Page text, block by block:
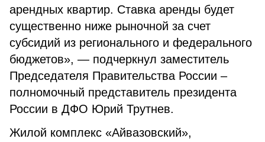
арендных квартир. Ставка аренды будет
существенно ниже рыночной за счет
субсидий из регионального и федерального
бюджетов», — подчеркнул заместитель
Председателя Правительства России –
полномочный представитель президента
России в ДФО Юрий Трутнев.
Жилой комплекс «Айвазовский»,